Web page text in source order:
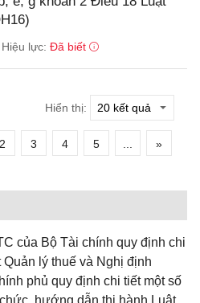
Hiệu lực: Đã biết
Hiển thị:
2 3 4 5 »
của Bộ Tài chính quy định chi
lý thuế và Nghị định
phủ quy định chi tiết một số
hướng dẫn thi hành Luật